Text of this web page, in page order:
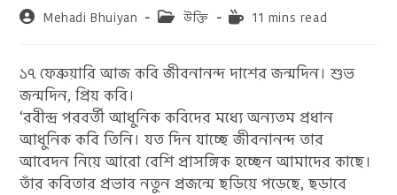
PostMehadi Bhuiyan
Postউক্তি
Reading11 mins read
১৭ ফেব্রুয়ারি আজ কবি জীবনানন্দ দাশের জন্মদিন। শুভ
জন্মদিন, প্রিয় কবি।
‘রবীন্দ্র পরবর্তী আধুনিক কবিদের মধ্যে অন্যতম প্রধান
আধুনিক কবি তিনি। যত দিন যাচ্ছে জীবনানন্দ তার
আবেদন নিয়ে আরো বেশি প্রাসঙ্গিক হচ্ছেন আমাদের কাছে।
তাঁর কবিতার প্রভাব নতুন প্রজন্মে ছড়িয়ে পড়েছে, ছড়াবে